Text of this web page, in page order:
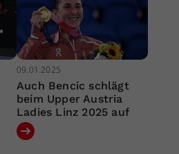
09.01.2025
Auch Bencic schlägt
beim Upper Austria
Ladies Linz 2025 auf